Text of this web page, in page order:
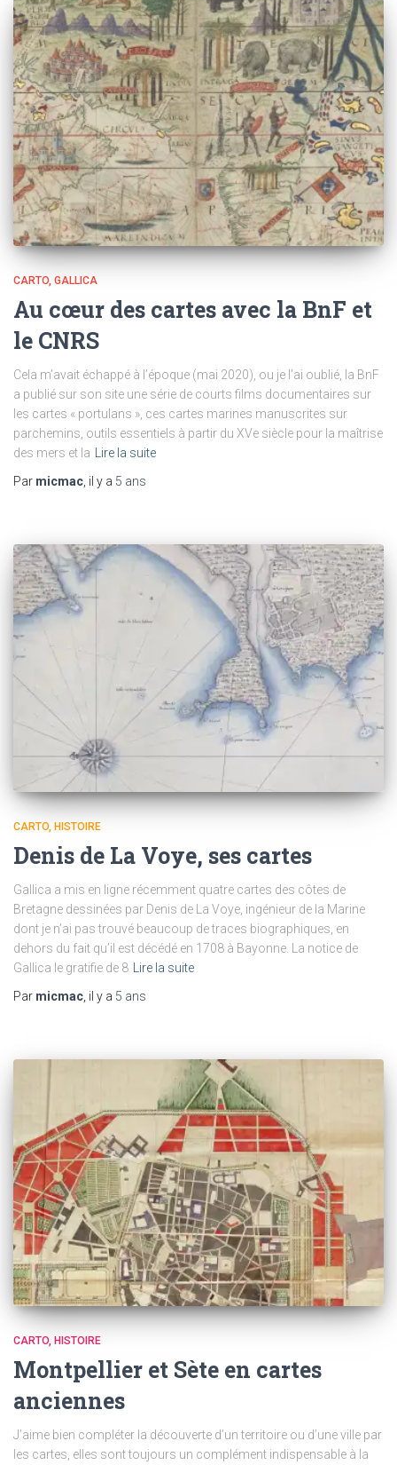
CARTO GALLICA
Au cœur des cartes avec la BnF et
le CNRS
Cela m’avait échappé à l’époque (mai 2020), ou je l’ai oublié, la BnF
a publié sur son site une série de courts films documentaires sur
les cartes « portulans », ces cartes marines manuscrites sur
parchemins, outils essentiels à partir du XVe siècle pour la maîtrise
des mers et la
Lire la suite
Par micmac , il y a 5 ans
CARTO HISTOIRE
Denis de La Voye, ses cartes
Gallica a mis en ligne récemment quatre cartes des côtes de
Bretagne dessinées par Denis de La Voye, ingénieur de la Marine
dont je n’ai pas trouvé beaucoup de traces biographiques, en
dehors du fait qu’il est décédé en 1708 à Bayonne. La notice de
Gallica le gratifie de 8
Lire la suite
Par micmac , il y a 5 ans
CARTO HISTOIRE
Montpellier et Sète en cartes
anciennes
J’aime bien compléter la découverte d’un territoire ou d’une ville par
les cartes, elles sont toujours un complément indispensable à la